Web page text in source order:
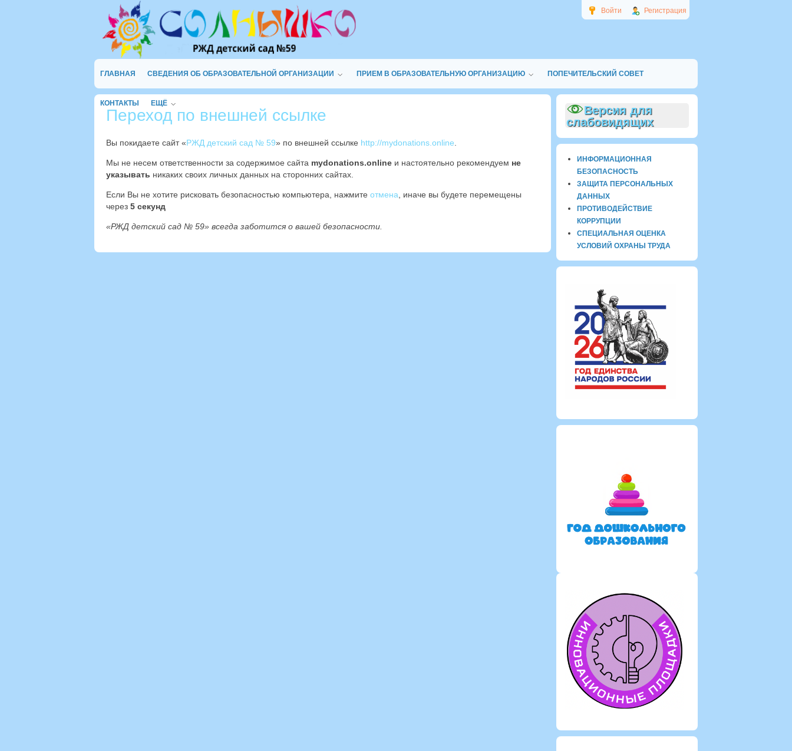
Войти Регистрация
ГЛАВНАЯ СВЕДЕНИЯ ОБ ОБРАЗОВАТЕЛЬНОЙ ОРГАНИЗАЦИИ ПРИЕМ В ОБРАЗОВАТЕЛЬНУЮ ОРГАНИЗАЦИЮ ПОПЕЧИТЕЛЬСКИЙ СОВЕТ
КОНТАКТЫ ЕЩЁ
Переход по внешней ссылке
Вы покидаете сайт «РЖД детский сад № 59» по внешней ссылке http://mydonations.online
Мы не несем ответственности за содержимое сайта mydonations.online и настоятельно рекомендуем не
указывать никаких своих личных данных на сторонних сайтах.
Если Вы не хотите рисковать безопасностью компьютера, нажмите отмена , иначе вы будете перемещены
через 4 секунд
«РЖД детский сад № 59» всегда заботится о вашей безопасности.
Версия для
слабовидящих
ИНФОРМАЦИОННАЯ
БЕЗОПАСНОСТЬ
ЗАЩИТА ПЕРСОНАЛЬНЫХ
ДАННЫХ
ПРОТИВОДЕЙСТВИЕ
КОРРУПЦИИ
СПЕЦИАЛЬНАЯ ОЦЕНКА
УСЛОВИЙ ОХРАНЫ ТРУДА